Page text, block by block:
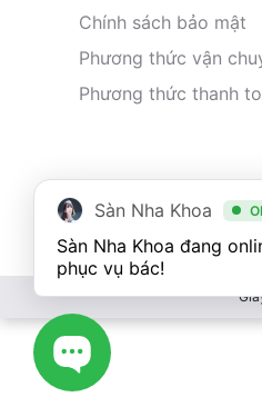
Chính sách bảo mật
Phương thức vận
Phương thức thanh
Sàn Nha Khoa
Sàn Nha Khoa đang
phục vụ bác!